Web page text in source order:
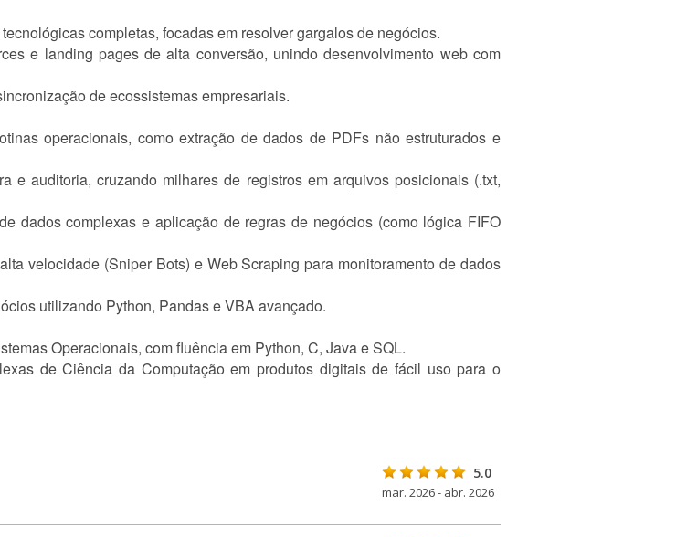
completas, focadas em resolver gargalos de negócios.
e landing pages de alta conversão, unindo desenvolvimento web com
de ecossistemas empresariais.
operacionais, como extração de dados de PDFs não estruturados e
e auditoria, cruzando milhares de registros em arquivos posicionais (.txt,
dados complexas e aplicação de regras de negócios (como lógica FIFO
velocidade (Sniper Bots) e Web Scraping para monitoramento de dados
utilizando Python, Pandas e VBA avançado.
Operacionais, com fluência em Python, C, Java e SQL.
de Ciência da Computação em produtos digitais de fácil uso para o
5.0
mar. 2026 - abr. 2026